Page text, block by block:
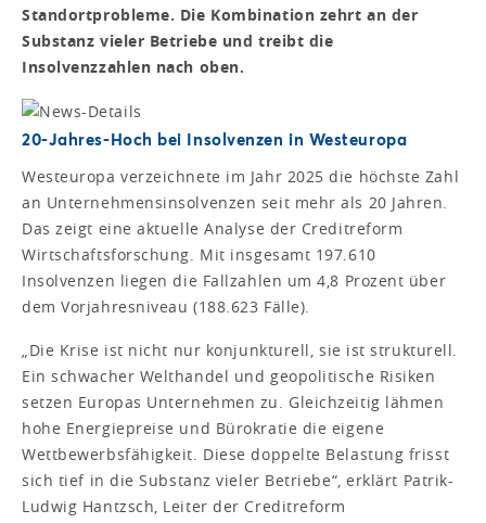
Standortprobleme. Die Kombination zehrt an der
Substanz vieler Betriebe und treibt die
Insolvenzzahlen nach oben.
20-Jahres-Hoch bei Insolvenzen in Westeuropa
Westeuropa verzeichnete im Jahr 2025 die höchste Zahl
an Unternehmensinsolvenzen seit mehr als 20 Jahren.
Das zeigt eine aktuelle Analyse der Creditreform
Wirtschaftsforschung. Mit insgesamt 197.610
Insolvenzen liegen die Fallzahlen um 4,8 Prozent über
dem Vorjahresniveau (188.623 Fälle).
„Die Krise ist nicht nur konjunkturell, sie ist strukturell.
Ein schwacher Welthandel und geopolitische Risiken
setzen Europas Unternehmen zu. Gleichzeitig lähmen
hohe Energiepreise und Bürokratie die eigene
Wettbewerbsfähigkeit. Diese doppelte Belastung frisst
sich tief in die Substanz vieler Betriebe“, erklärt Patrik-
Ludwig Hantzsch, Leiter der Creditreform